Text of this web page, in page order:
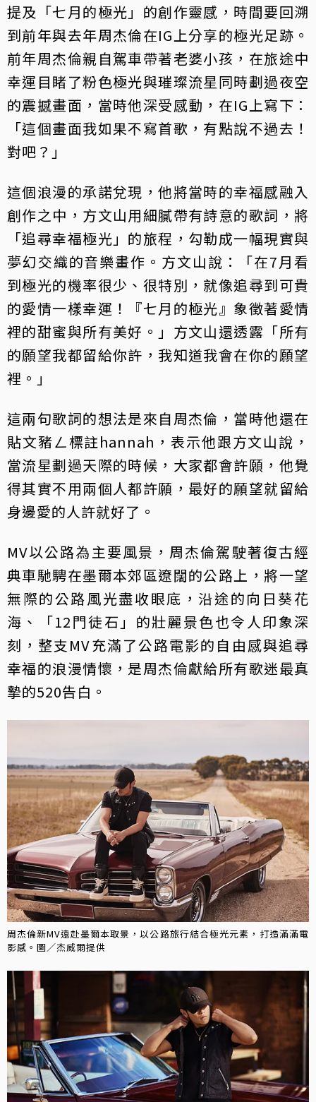
提及「七月的極光」的創作靈感，時間要回溯
到前年與去年周杰倫在IG上分享的極光足跡。
前年周杰倫親自駕車帶著老婆小孩，在旅途中
幸運目睹了粉色極光與璀璨流星同時劃過夜空
的震撼畫面，當時他深受感動，在IG上寫下：
「這個畫面我如果不寫首歌，有點說不過去！
對吧？」
這個浪漫的承諾兌現，他將當時的幸福感融入
創作之中，方文山用細膩帶有詩意的歌詞，將
「追尋幸福極光」的旅程，勾勒成一幅現實與
夢幻交織的音樂畫作。方文山說：「在7月看
到極光的機率很少、很特別，就像追尋到可貴
的愛情一樣幸運！『七月的極光』象徵著愛情
裡的甜蜜與所有美好。」方文山還透露「所有
的願望我都留給你許，我知道我會在你的願望
裡。」
這兩句歌詞的想法是來自周杰倫，當時他還在
貼文豬ㄥ標註hannah，表示他跟方文山說，
當流星劃過天際的時候，大家都會許願，他覺
得其實不用兩個人都許願，最好的願望就留給
身邊愛的人許就好了。
MV以公路為主要風景，周杰倫駕駛著復古經
典車馳騁在墨爾本郊區遼闊的公路上，將一望
無際的公路風光盡收眼底，沿途的向日葵花
海、「12門徒石」的壯麗景色也令人印象深
刻，整支MV充滿了公路電影的自由感與追尋
幸福的浪漫情懷，是周杰倫獻給所有歌迷最真
摯的520告白。
周杰倫新MV遠赴墨爾本取景，以公路旅行結合極光元素，打造滿滿電
影感。圖／杰威爾提供